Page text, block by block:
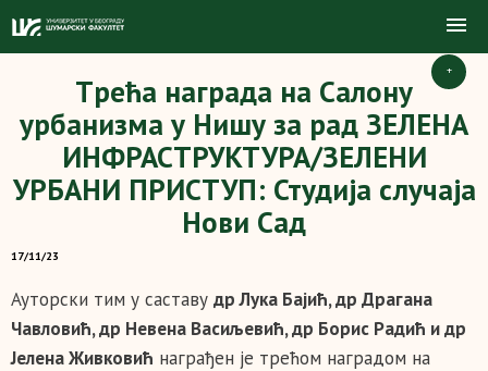
+
Tрећа награда на Салону
урбанизма у Нишу за рад ЗЕЛЕНА
ИНФРАСТРУКТУРА/ЗЕЛЕНИ
УРБАНИ ПРИСТУП: Студија случаја
Нови Сад
17/11/23
Ауторски тим у саставу др Лука Бајић, др Драгана
Чавловић, др Невена Васиљевић, др Борис Радић идр
ЈеленаЖивковић награђен је трећом наградом на